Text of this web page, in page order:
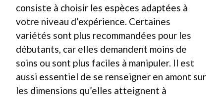
consiste à choisir les espèces adaptées à
votre niveau d’expérience. Certaines
variétés sont plus recommandées pour les
débutants, car elles demandent moins de
soins ou sont plus faciles à manipuler. Il est
aussi essentiel de se renseigner en amont sur
les dimensions qu’elles atteignent à